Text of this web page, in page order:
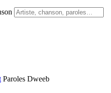
Paroles Dweeb